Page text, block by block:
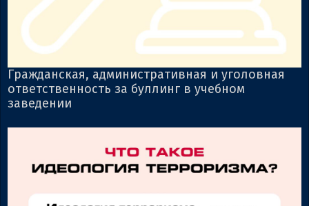
Гражданская, административная и уголовная
ответственность за буллинг в учебном
заведении